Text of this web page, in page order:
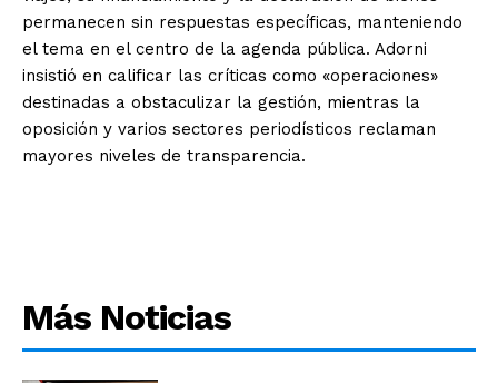
permanecen sin respuestas específicas, manteniendo
el tema en el centro de la agenda pública. Adorni
insistió en calificar las críticas como «operaciones»
destinadas a obstaculizar la gestión, mientras la
oposición y varios sectores periodísticos reclaman
mayores niveles de transparencia.
Más Noticias